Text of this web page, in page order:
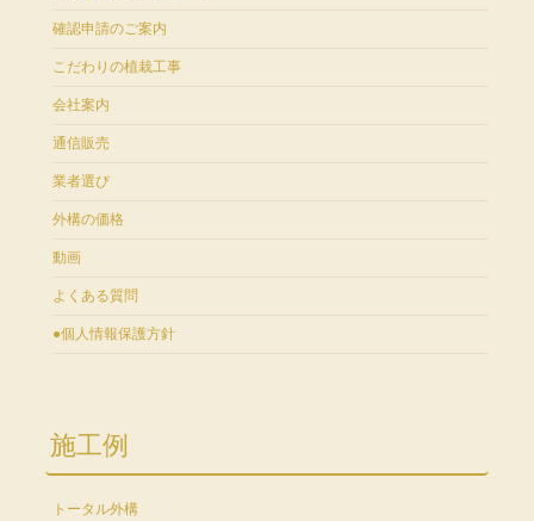
確認申請のご案内
こだわりの植栽工事
会社案内
通信販売
業者選び
外構の価格
動画
よくある質問
●個人情報保護方針
施工例
トータル外構